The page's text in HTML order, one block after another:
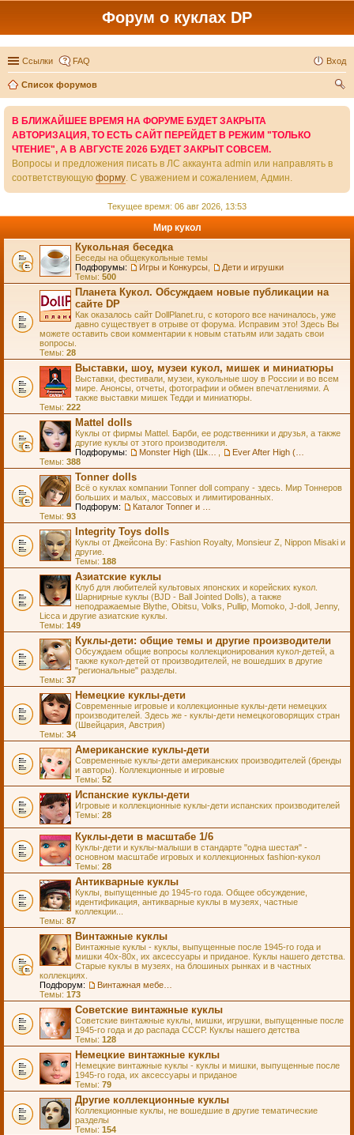
Форум о куклах DP
Ссылки FAQ Вход
Список форумов
В БЛИЖАЙШЕЕ ВРЕМЯ НА ФОРУМЕ БУДЕТ ЗАКРЫТА
АВТОРИЗАЦИЯ, ТО ЕСТЬ САЙТ ПЕРЕЙДЕТ В РЕЖИМ "ТОЛЬКО
ЧТЕНИЕ", А В АВГУСТЕ 2026 БУДЕТ ЗАКРЫТ СОВСЕМ.
Вопросы и предложения писать в ЛС аккаунта admin или направлять в
соответствующую форму. С уважением и сожалением, Админ.
Текущее время: 06 авг 2026, 13:53
Мир кукол
Кукольная беседка
Беседы на общекукольные темы
Подфорумы:
Игры и Конкурсы
Дети и игрушки
Темы: 500
Планета Кукол. Обсуждаем новые публикации на
сайте DP
Как оказалось сайт DollPlanet.ru, с которого все начиналось, уже
давно существует в отрыве от форума. Исправим это! Здесь Вы
можете оставить свои комментарии к новым статьям или задать свои
вопросы.
Темы: 28
Выставки, шоу, музеи кукол, мишек и миниатюры
Выставки, фестивали, музеи, кукольные шоу в России и во всем
мире. Анонсы, отчеты, фотографии и обмен впечатлениями. А
также выставки мишек Тедди и миниатюры.
Темы: 222
Mattel dolls
Куклы от фирмы Mattel. Барби, ее родственники и друзья, а также
другие куклы от этого производителя.
Подфорумы:
Темы: 388
Tonner dolls
Всё о куклах компании Tonner doll company - здесь. Мир Тоннеров
больших и малых, массовых и лимитированных.
Подфорум:
Темы: 93
Integrity Toys dolls
Куклы от Джейсона Ву: Fashion Royalty, Monsieur Z, Nippon Misaki и
другие.
Темы: 188
Азиатские куклы
Клуб для любителей культовых японских и корейских кукол.
Шарнирные куклы (BJD - Ball Jointed Dolls), а также
неподражаемые Blythe, Obitsu, Volks, Pullip, Momoko, J-doll, Jenny,
Licca и другие азиатские куклы.
Темы: 149
Куклы-дети: общие темы и другие производители
Обсуждаем общие вопросы коллекционирования кукол-детей, а
также кукол-детей от производителей, не вошедших в другие
"региональные" разделы.
Темы: 37
Немецкие куклы-дети
Современные игровые и коллекционные куклы-дети немецких
производителей. Здесь же - куклы-дети немецкоговорящих стран
(Швейцария, Австрия)
Темы: 34
Американские куклы-дети
Современные куклы-дети американских производителей (бренды
и авторы). Коллекционные и игровые
Темы: 52
Испанские куклы-дети
Игровые и коллекционные куклы-дети испанских производителей
Темы: 28
Куклы-дети в масштабе 1/6
Куклы-дети и куклы-малыши в стандарте "одна шестая" -
основном масштабе игровых и коллекционных fashion-кукол
Темы: 28
Антикварные куклы
Куклы, выпущенные до 1945-го года. Общее обсуждение,
идентификация, антикварные куклы в музеях, частные
коллекции...
Темы: 87
Винтажные куклы
Винтажные куклы - куклы, выпущенные после 1945-го года и
мишки 40х-80х, их аксессуары и приданое. Куклы нашего детства.
Старые куклы в музеях, на блошиных рынках и в частных
коллекциях.
Подфорум:
Темы: 173
Советские винтажные куклы
Советские винтажные куклы, мишки, игрушки, выпущенные после
1945-го года и до распада СССР. Куклы нашего детства
Темы: 128
Немецкие винтажные куклы
Немецкие винтажные куклы - куклы и мишки, выпущенные после
1945-го года, их аксессуары и приданое
Темы: 79
Другие коллекционные куклы
Коллекционные куклы, не вошедшие в другие тематические
разделы
Темы: 154